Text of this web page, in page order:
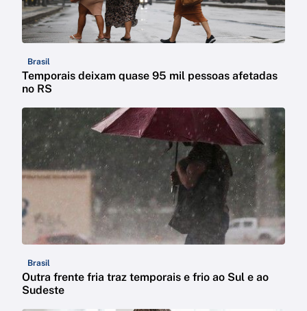
Brasil
Temporais deixam quase 95 mil pessoas afetadas
no RS
Brasil
Outra frente fria traz temporais e frio ao Sul e ao
Sudeste